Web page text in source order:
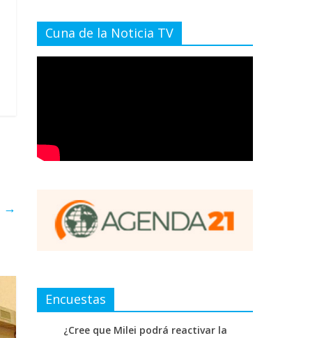
→
Cuna de la Noticia TV
Encuestas
¿Cree que Milei podrá reactivar la